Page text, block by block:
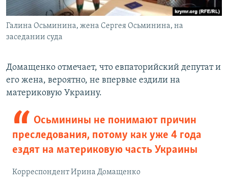
Галина Осьминина, жена Сергея Осьминина, на
заседании суда
Домащенко отмечает, что евпаторийский депутат и
его жена, вероятно, не впервые ездили на
материковую Украину.
Осьминины не понимают причин
преследования, потому как уже 4 года
ездят на материковую часть Украины
Корреспондент Ирина Домащенко